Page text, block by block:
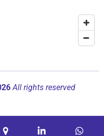
All rights reserved